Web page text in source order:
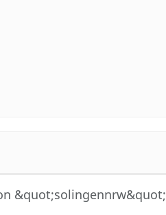
&quot;solingennrw&quot;